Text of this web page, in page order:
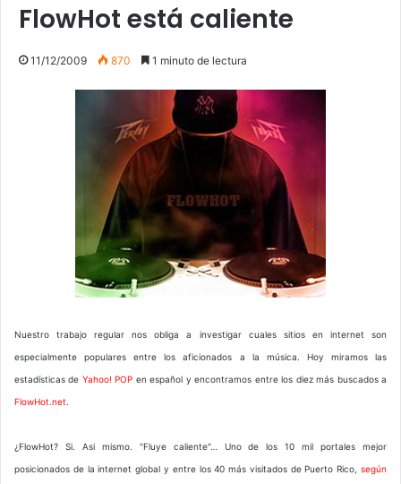
FlowHot está caliente
11/12/2009 870 1 minuto de lectura
Nuestro trabajo regular nos obliga a investigar cuales sitios en internet son
especialmente populares entre los aficionados a la música. Hoy miramos las
estadísticas de Yahoo! POP en español y encontramos entre los diez más buscados a
FlowHot.net
¿FlowHot? Si. Asi mismo. "Fluye caliente"… Uno de los 10 mil portales mejor
posicionados de la internet global y entre los 40 más visitados de Puerto Rico, según